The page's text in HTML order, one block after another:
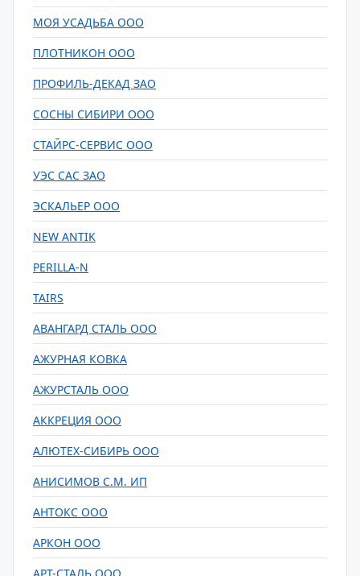
МОЯ УСАДЬБА ООО
ПЛОТНИКОН ООО
ПРОФИЛЬ-ДЕКАД ЗАО
СОСНЫ СИБИРИ ООО
СТАЙРС-СЕРВИС ООО
УЭС САС ЗАО
ЭСКАЛЬЕР ООО
NEW ANTIK
PERILLA-N
TAIRS
АВАНГАРД СТАЛЬ ООО
АЖУРНАЯ КОВКА
АЖУРСТАЛЬ ООО
АККРЕЦИЯ ООО
АЛЮТЕХ-СИБИРЬ ООО
АНИСИМОВ С.М. ИП
АНТОКС ООО
АРКОН ООО